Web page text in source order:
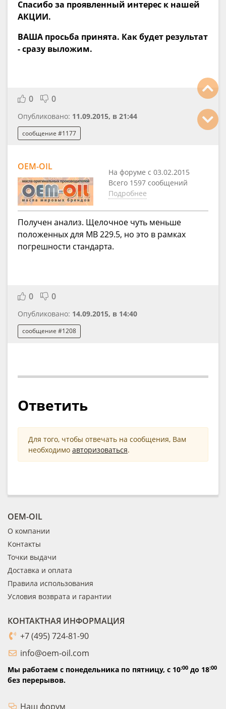
Спасибо за проявленный интерес к нашей
АКЦИИ.
ВАША просьба принята. Как будет результат
- сразу выложим.
0 0
Опубликовано: 11.09.2015, в 21:44
сообщение #1177
OEM-OIL
На форуме с 03.02.2015
Всего 1597 сообщений
Подробнее
Получен анализ. Щелочное чуть меньше
положенных для MB 229.5, но это в рамках
погрешности стандарта.
0 0
Опубликовано: 14.09.2015, в 14:40
сообщение #1208
Ответить
Для того, чтобы отвечать на сообщения, Вам
необходимо авторизоваться.
OEM-OIL
О компании
Контакты
Точки выдачи
Доставка и оплата
Правила использования
Условия возврата и гарантии
КОНТАКТНАЯ ИНФОРМАЦИЯ
+7 (495) 724-81-90
info@oem-oil.com
Мы работаем с понедельника по пятницу, с 10:00 до 18:00
без перерывов.
Наш форум